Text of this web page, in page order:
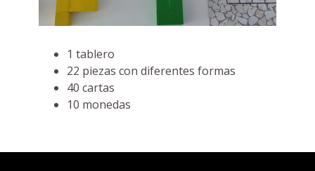
1 tablero
22 piezas con diferentes formas
40 cartas
10 monedas